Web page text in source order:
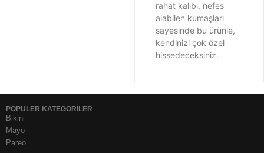
rahat kalıbı, nefes
alabilen kumaşları
sayesinde bu ürünle,
kendinizi çok özel
hissedeceksiniz.
POPÜLER KATEGORİLER
Bikini
Mayo
Pareo